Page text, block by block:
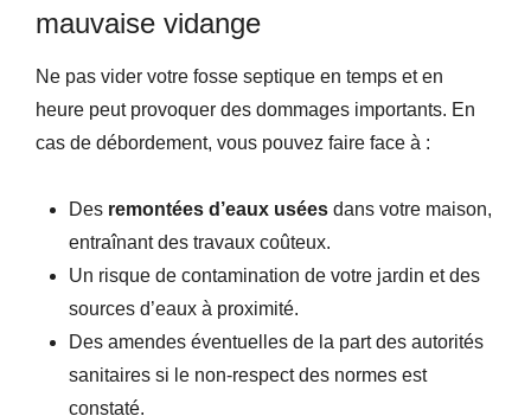
mauvaise vidange
Ne pas vider votre fosse septique en temps et en
heure peut provoquer des dommages importants. En
cas de débordement, vous pouvez faire face à :
Des remontées d’eaux usées dans votre maison,
entraînant des travaux coûteux.
Un risque de contamination de votre jardin et des
sources d’eaux à proximité.
Des amendes éventuelles de la part des autorités
sanitaires si le non-respect des normes est
constaté.